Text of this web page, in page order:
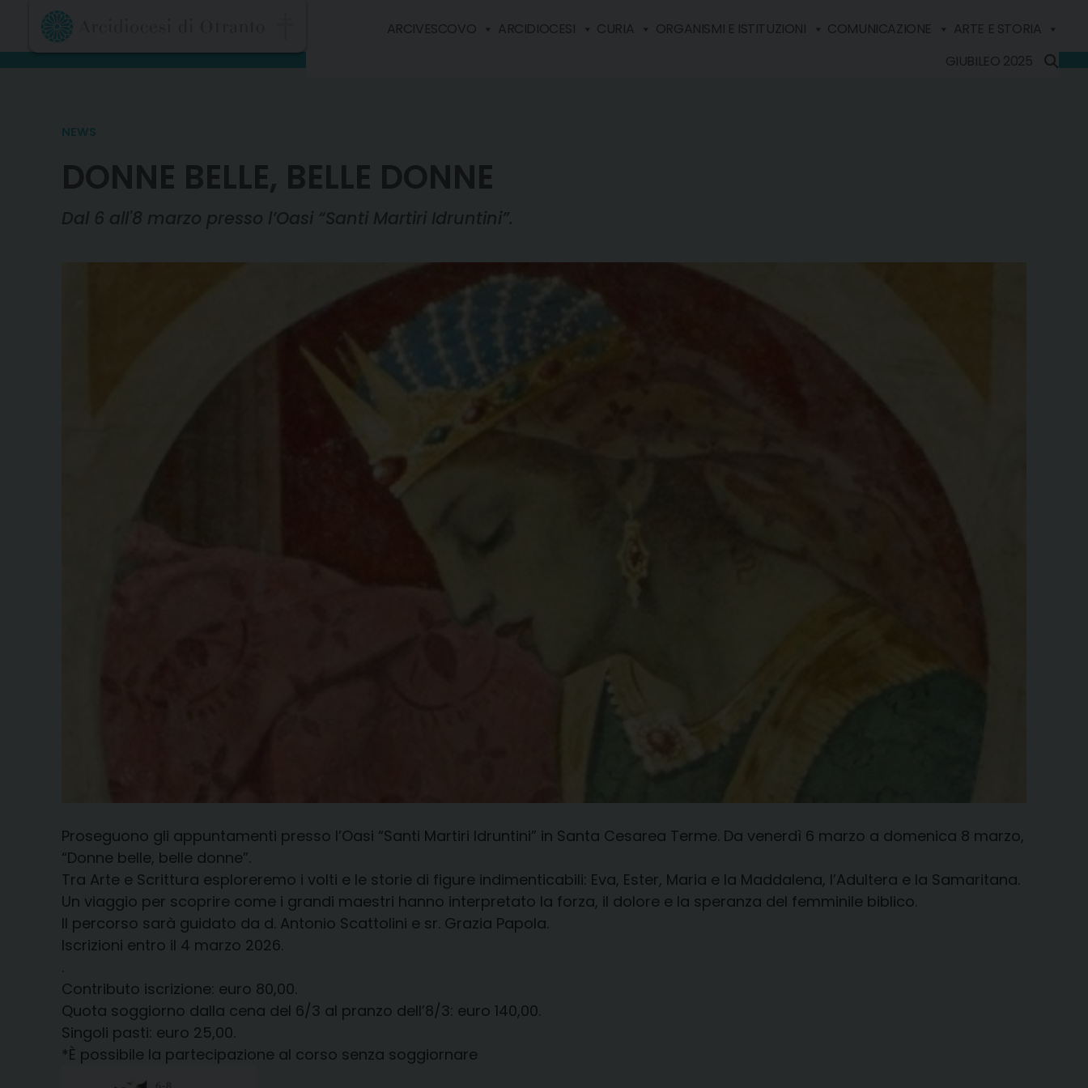
content
ARCIVESCOVO ARCIDIOCESI CURIA ORGANISMI E ISTITUZIONI COMUNICAZIONE
ARTE E STORIA
GIUBILEO 2025
NEWS
DONNE BELLE, BELLE DONNE
Dal 6 all'8 marzo presso l’Oasi “Santi Martiri Idruntini”.
Proseguono gli appuntamenti presso l’Oasi “Santi Martiri Idruntini” in Santa Cesarea Terme. Da venerdì 6 marzo a domenica 8 marzo,
“Donne belle, belle donne”.
Tra Arte e Scrittura esploreremo i volti e le storie di figure indimenticabili: Eva, Ester, Maria e la Maddalena, l’Adultera e la Samaritana.
Un viaggio per scoprire come i grandi maestri hanno interpretato la forza, il dolore e la speranza del femminile biblico.
Il percorso sarà guidato da d. Antonio Scattolini e sr. Grazia Papola.
Iscrizioni entro il 4 marzo 2026.
.
Contributo iscrizione: euro 80,00.
Quota soggiorno dalla cena del 6/3 al pranzo dell’8/3: euro 140,00.
Singoli pasti: euro 25,00.
*È possibile la partecipazione al corso senza soggiornare